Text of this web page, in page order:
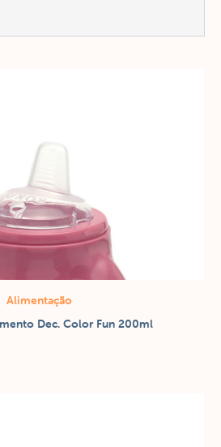
Alimentação
/
/ canecas
Dec. Color Fun 200ml